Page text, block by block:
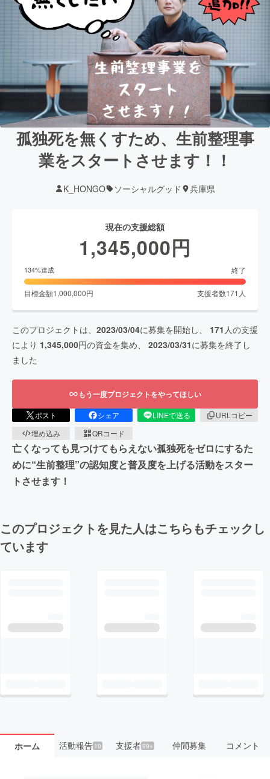
孤独死を無くすため、生前整理事
業をスタートさせます！！
K_HONGO ソーシャルグッド 兵庫県
現在の支援総額
1,345,000円
134%達成 終了
目標金額1,000,000円 支援者数171 人
このプロジェクトは、 2023/03/04に募集を開始し、 171 人の支援
により 1,345,000円の資金を集め、 2023/03/31に募集を終了し
ました
もう一度プロジェクトをやってほしい
ポスト シェア LINEで送る
URLコピー
埋め込み
QRコード
亡くなっても見つけてもらえない孤独死をゼロにするた
めに“生前整理”の認知度と普及度を上げる活動をスター
トさせます！
このプロジェクトを見た人はこちらもチェックし
ています
ホーム 活動報告10 支援者99+ 仲間募集 コメント